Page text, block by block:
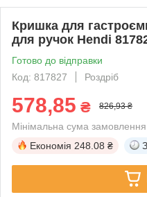
Кришка для
для ручок Hendi
Готово до відправки
Код: 817827
Роздріб
578,85 ₴ 826,93 ₴
Мінімальна сума
Економія 248.08 ₴